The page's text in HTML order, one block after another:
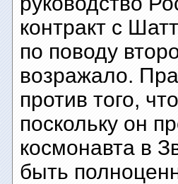
контракт с
по поводу
возражало.
против того,
поскольку он
космонавта в
быть